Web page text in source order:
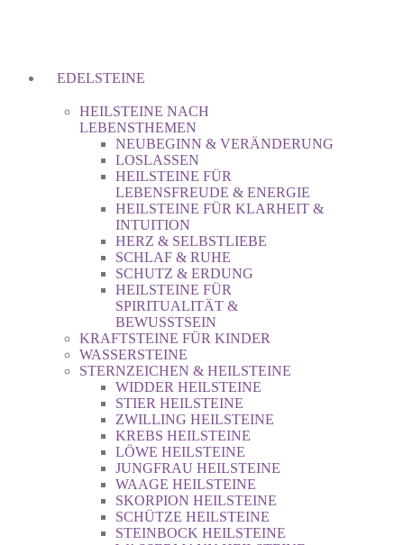
EDELSTEINE
HEILSTEINE NACH
LEBENSTHEMEN
NEUBEGINN & VERÄNDERUNG
LOSLASSEN
HEILSTEINE FÜR
LEBENSFREUDE & ENERGIE
HEILSTEINE FÜR KLARHEIT &
INTUITION
HERZ & SELBSTLIEBE
SCHLAF & RUHE
SCHUTZ & ERDUNG
HEILSTEINE FÜR
SPIRITUALITÄT &
BEWUSSTSEIN
KRAFTSTEINE FÜR KINDER
WASSERSTEINE
STERNZEICHEN & HEILSTEINE
WIDDER HEILSTEINE
STIER HEILSTEINE
ZWILLING HEILSTEINE
KREBS HEILSTEINE
LÖWE HEILSTEINE
JUNGFRAU HEILSTEINE
WAAGE HEILSTEINE
SKORPION HEILSTEINE
SCHÜTZE HEILSTEINE
STEINBOCK HEILSTEINE